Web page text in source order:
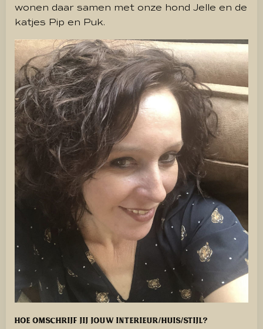
wonen daar samen met onze hond Jelle en de
katjes Pip en Puk.
Hoe omschrijf jij jouw interieur/huis/stijl?